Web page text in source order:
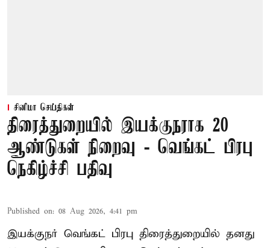
சினிமா செய்திகள்
திரைத்துறையில் இயக்குநராக 20
ஆண்டுகள் நிறைவு - வெங்கட் பிரபு
நெகிழ்ச்சி பதிவு
Published on: 08 Aug 2026, 4:41 pm
இயக்குநர் வெங்கட் பிரபு திரைத்துறையில் தனது